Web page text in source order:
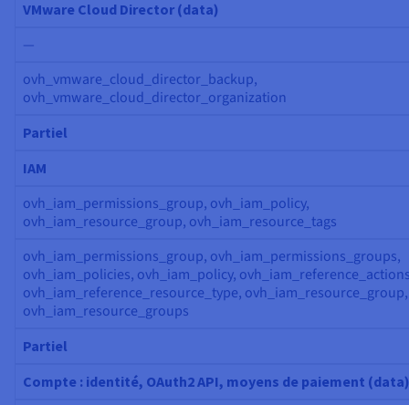
VMware Cloud Director (data)
—
ovh_vmware_cloud_director_backup,
ovh_vmware_cloud_director_organization
Partiel
IAM
ovh_iam_permissions_group, ovh_iam_policy,
ovh_iam_resource_group, ovh_iam_resource_tags
ovh_iam_permissions_group, ovh_iam_permissions_groups,
ovh_iam_policies, ovh_iam_policy,
ovh_iam_reference_resource_type, ovh_iam_resource_group,
ovh_iam_resource_groups
Partiel
Compte : identité, OAuth2 API, moyens de paiement (data)